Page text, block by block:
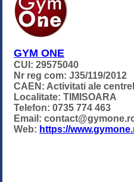
GYM ONE
CUI: 29575040
Nr reg com: J35/119/2012
CAEN: Activitati ale
Localitate: TIMISOARA
Telefon: 0735 774 463
Email:
Web: https://